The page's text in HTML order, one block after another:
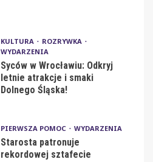
KULTURA
ROZRYWKA
WYDARZENIA
Syców w Wrocławiu: Odkryj
letnie atrakcje i smaki
Dolnego Śląska!
PIERWSZA POMOC WYDARZENIA
Starosta patronuje
rekordowej sztafecie